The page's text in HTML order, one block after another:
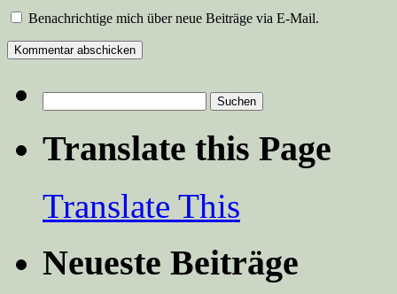
Benachrichtige mich über neue Beiträge via E-Mail.
nach:
Translate this Page
Translate This
Neueste Beiträge